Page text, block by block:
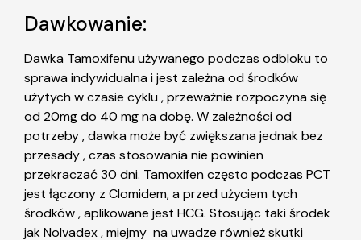
Dawkowanie:
Dawka Tamoxifenu używanego podczas odbloku to
sprawa indywidualna i jest zależna od środków
użytych w czasie cyklu , przeważnie rozpoczyna się
od 20mg do 40 mg na dobę. W zależności od
potrzeby , dawka może być zwiększana jednak bez
przesady , czas stosowania nie powinien
przekraczać 30 dni. Tamoxifen często podczas PCT
jest łączony z Clomidem, a przed użyciem tych
środków , aplikowane jest HCG. Stosując taki środek
jak Nolvadex , miejmy na uwadze również skutki